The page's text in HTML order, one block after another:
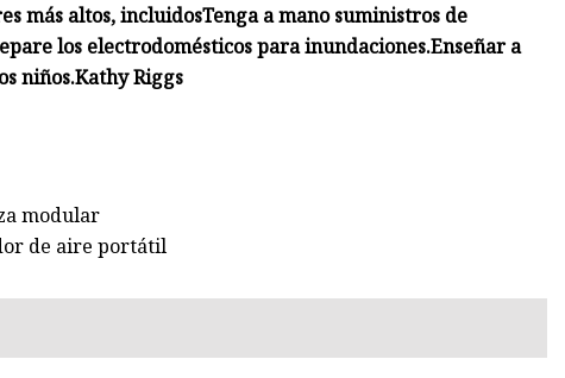
más altos, incluidosTenga a mano suministros de
los electrodomésticos para inundaciones.Enseñar a
niños.Kathy Riggs
modular
de aire portátil